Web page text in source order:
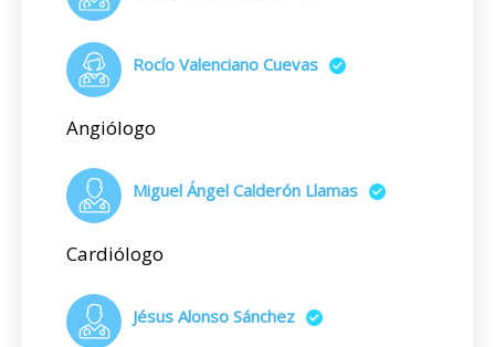
Rocío Valenciano Cuevas
Angiólogo
Miguel Ángel Calderón Llamas
Cardiólogo
Jésus Alonso Sánchez